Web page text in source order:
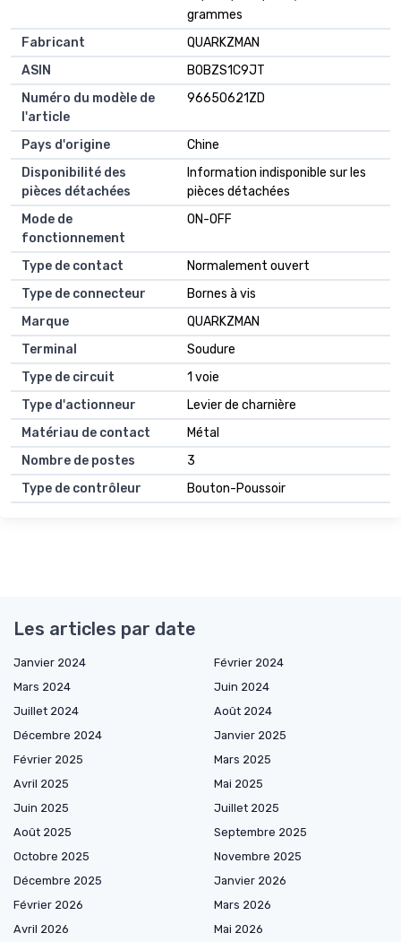
grammes
Fabricant
QUARKZMAN
ASIN
B0BZS1C9JT
Numéro du modèle de
l'article
96650621ZD
Pays d'origine
Chine
Disponibilité des
pièces détachées
Information indisponible sur les
pièces détachées
Mode de
fonctionnement
ON-OFF
Type de contact
Normalement ouvert
Type de connecteur
Bornes à vis
Marque
QUARKZMAN
Terminal
Soudure
Type de circuit
1 voie
Type d'actionneur
Levier de charnière
Matériau de contact
Métal
Nombre de postes
3
Type de contrôleur
Bouton-Poussoir
Les articles par date
Janvier 2024
Février 2024
Mars 2024
Juin 2024
Juillet 2024
Août 2024
Décembre 2024
Janvier 2025
Février 2025
Mars 2025
Avril 2025
Mai 2025
Juin 2025
Juillet 2025
Août 2025
Septembre 2025
Octobre 2025
Novembre 2025
Décembre 2025
Janvier 2026
Février 2026
Mars 2026
Avril 2026
Mai 2026